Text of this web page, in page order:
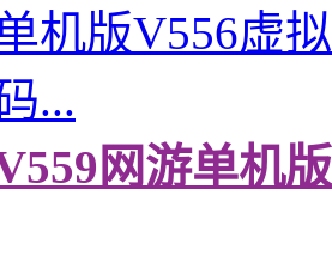
机版V556虚
...
网游单机